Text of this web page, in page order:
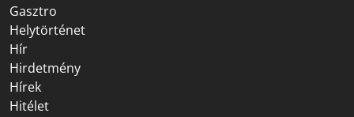
Gasztro
Helytörténet
Hír
Hirdetmény
Hírek
Hitélet